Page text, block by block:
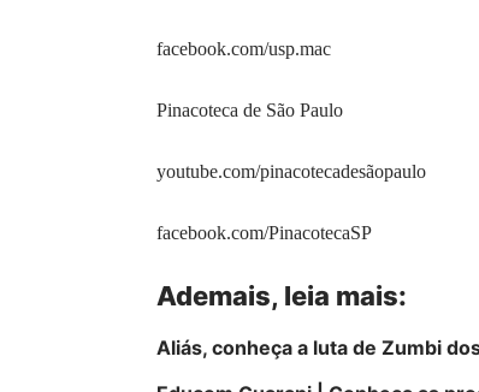
facebook.com/usp.mac
Pinacoteca de São Paulo
youtube.com/pinacotecadesãopaulo
facebook.com/PinacotecaSP
Ademais, leia mais:
Aliás, conheça a luta de Zumbi